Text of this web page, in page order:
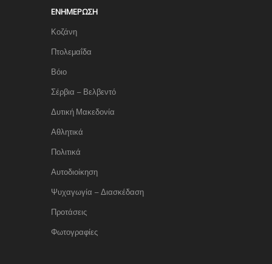
ΕΝΗΜΈΡΩΣΗ
Κοζάνη
Πτολεμαΐδα
Βόιο
Σέρβια – Βελβεντό
Δυτική Μακεδονία
Αθλητικά
Πολιτικά
Αυτοδιοίκηση
Ψυχαγωγία – Διασκέδαση
Προτάσεις
Φωτογραφίες